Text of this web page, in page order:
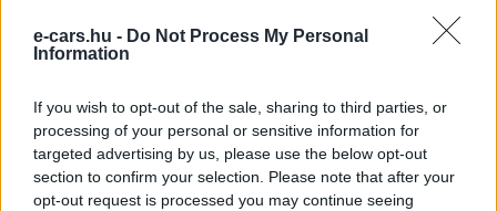
e-cars.hu - Do Not Process My Personal
Information
If you wish to opt-out of the sale, sharing to third parties, or
processing of your personal or sensitive information for
targeted advertising by us, please use the below opt-out
section to confirm your selection. Please note that after your
opt-out request is processed you may continue seeing
magának a villanyautózást, mint akár egy évvel ezelőtt.”
tartalmakért!
›
CÍMKÉK Ár e-mobilitás Elektromobilitás
Elektromos autó